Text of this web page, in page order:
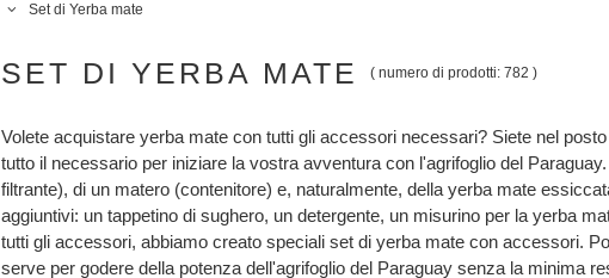
Set di Yerba mate
SET DI YERBA MATE ( numero di prodotti: 782 )
Volete acquistare yerba mate con tutti gli accessori necessari? Siete nel
tutto il necessario per iniziare la vostra avventura con l'agrifoglio del
filtrante), di un matero (contenitore) e, naturalmente, della yerba mate
aggiuntivi: un tappetino di sughero, un detergente, un misurino per la yerba
tutti gli accessori, abbiamo creato speciali set di yerba mate con accessori.
serve per godere della potenza dell'agrifoglio del Paraguay senza la minima